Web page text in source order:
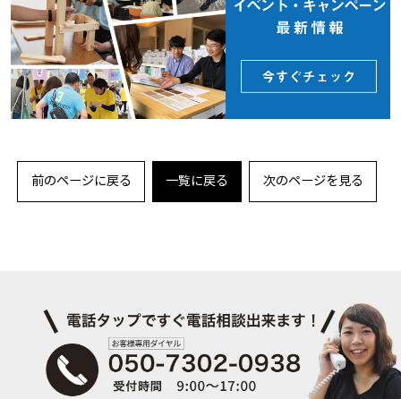
前のページに戻る 一覧に戻る 次のページを見る